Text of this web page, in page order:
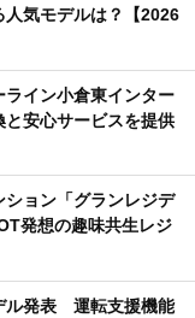
人気モデルは？【2026
イン小倉東インター
安心サービスを提供
ョン「グランレジデ
発想の趣味共生レジ
ル発表 運転支援機能